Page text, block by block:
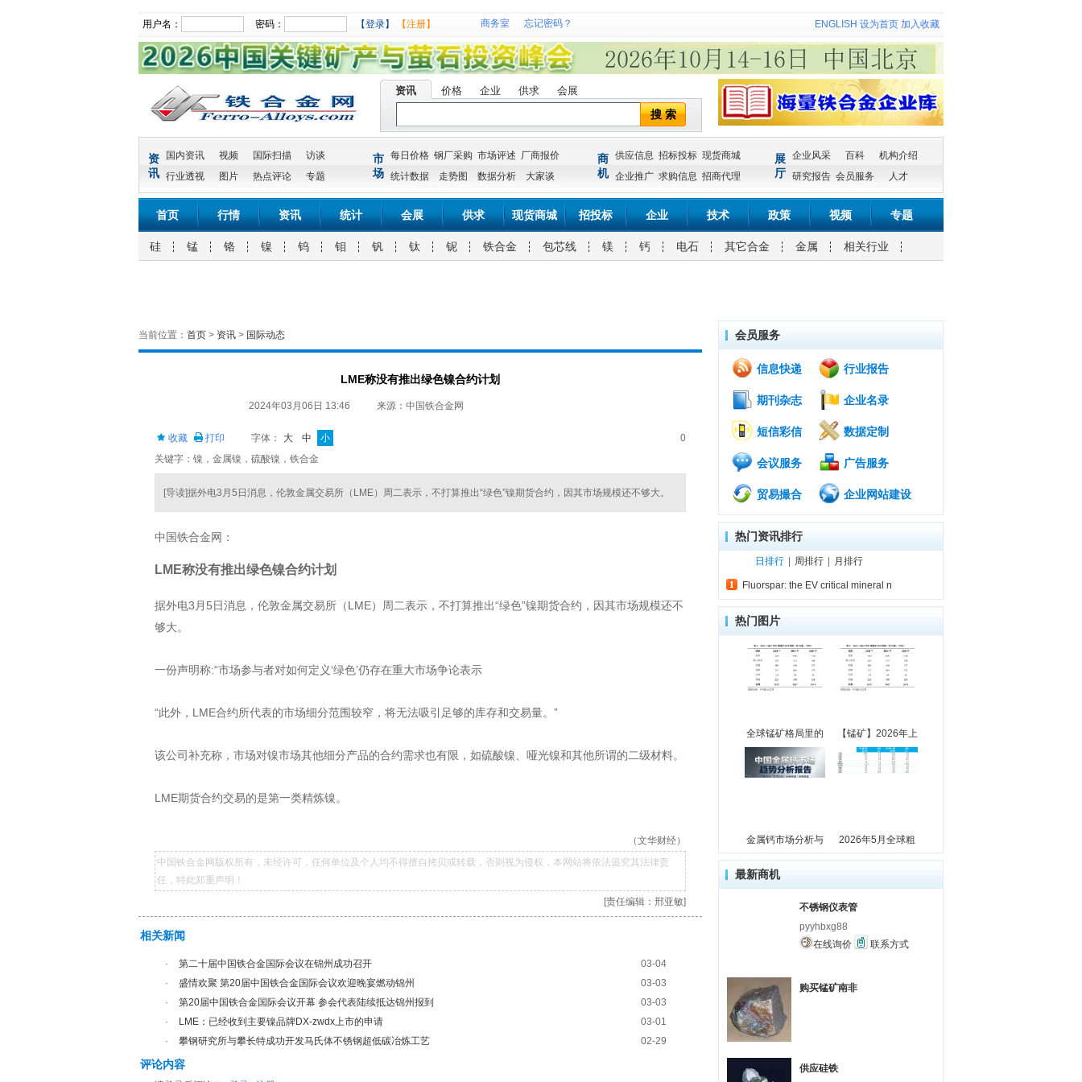
用户名： 密码： 【登录】 【注册】 商务室 忘记密码？ ENGLISH 设为首页 加入收藏
资讯 价格 企业 供求 会展
搜 索
资
讯
国内资讯 视频 国际扫描
访谈
行业透视
图片 热点评论 专题
市
场
每日价格 钢厂采购 市场评述 厂商报价
统计数据
走势图 数据分析 大家谈
商
机
供应信息 招标投标 现货商城
企业推广 求购信息 招商代理
展
厅
企业风采 百科
机构介绍
研究报告 会员服务 人才
首页 行情 资讯 统计 会展 供求 现货商城 招投标 企业 技术 政策 视频 专题
硅 锰 铬 镍 钨 钼 钒 钛 铌 铁合金 包芯线 镁 钙 电石 其它合金 金属 相关行业
当前位置： 首页 > 资讯 > 国际动态
LME称没有推出绿色镍合约计划
2024年03月06日 13:46 来源：中国铁合金网
收藏 打印 字体： 大 中 小
0
关键字：镍，金属镍，硫酸镍，铁合金
[导读]据外电3月5日消息，伦敦金属交易所（LME）周二表示，不打算推出“绿色”镍期货合约，因其市场规模还不够大。
中国铁合金网：
LME称没有推出绿色镍合约计划
据外电3月5日消息，伦敦金属交易所（LME）周二表示，不打算推出“绿色”镍期货合约，因其市场规模还不
够大。
一份声明称:“市场参与者对如何定义‘绿色’仍存在重大市场争论表示
“此外，LME合约所代表的市场细分范围较窄，将无法吸引足够的库存和交易量。”
该公司补充称，市场对镍市场其他细分产品的合约需求也有限，如硫酸镍、哑光镍和其他所谓的二级材料。
LME期货合约交易的是第一类精炼镍。
（文华财经）
中国铁合金网版权所有，未经许可，任何单位及个人均不得擅自拷贝或转载，否则视为侵权，本网站将依法追究其法律责
任，特此郑重声明！
[责任编辑：邢亚敏]
相关新闻
· 第二十届中国铁合金国际会议在锦州成功召开
03-04
·
盛情欢聚 第20届中国铁合金国际会议欢迎晚宴燃动锦州
03-03
·
第20届中国铁合金国际会议开幕 参会代表陆续抵达锦州报到
03-03
·
LME：已经收到主要镍品牌DX-zwdx上市的申请
03-01
·
攀钢研究所与攀长特成功开发马氏体不锈钢超低碳冶炼工艺 02-29
评论内容
会员服务
信息快递 行业报告
期刊杂志 企业名录
短信彩信 数据定制
会议服务 广告服务
贸易撮合 企业网站建设
热门资讯排行
日排行 周排行 月排行
Fluorspar: the EV critical mineral n
热门图片
全球锰矿格局里的 【锰矿】2026年上
金属钙市场分析与 2026年5月全球粗
最新商机
不锈钢仪表管
pyyhbxg88
在线询价
联系方式
购买锰矿南非
供应硅铁